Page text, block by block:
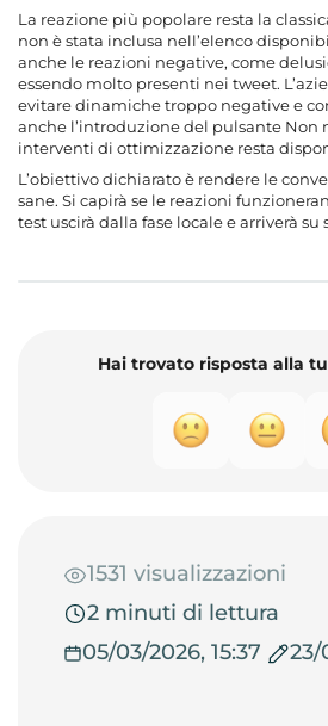
La reazione più popolare resta la
non è stata inclusa nell’elenco
anche le reazioni negative, come
essendo molto presenti nei tweet.
evitare dinamiche troppo negative e
anche l’introduzione del pulsante Non
interventi di ottimizzazione resta
L’obiettivo dichiarato è rendere le
sane. Si capirà se le reazioni
test uscirà dalla fase locale e arriverà su
Hai trovato risposta alla
1531 visualizzazioni
2 minuti di lettura
05/03/2026, 15:37
23/